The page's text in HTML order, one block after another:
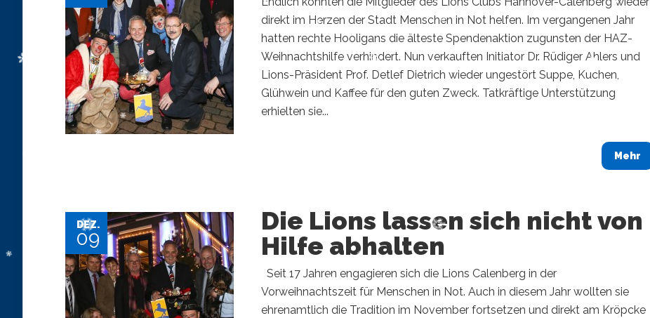
direkt im Herzen der Stadt Menschen in Not helfen. Im vergangenen Jahr
hatten rechte Hooligans die älteste Spendenaktion zugunsten der HAZ-
Weihnachtshilfe verhindert. Nun verkauften Initiator Dr. Rüdiger Ahlers und
Lions-Präsident Prof. Detlef Dietrich wieder ungestört Suppe, Kuchen,
Glühwein und Kaffee für den guten Zweck. Tatkräftige Unterstützung
erhielten sie...
Mehr
DEZ.
09
Die Lions lassen sich nicht von
Hilfe abhalten
Seit 17 Jahren engagieren sich die Lions Calenberg in der
Vorweihnachtszeit für Menschen in Not. Auch in diesem Jahr wollten sie
ehrenamtlich die Tradition im November fortsetzen und direkt am Kröpcke